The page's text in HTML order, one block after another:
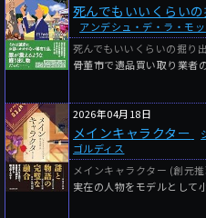
死んでもいいくらい
アンデシュ・デ・ラ・モ
死んでもいいくらいの掘り
骨董市で遺品買い取り業者
2026年04月18日
メインキャラクター
ゴルディス
メインキャラクター (創元
実在の人物をモデルとして